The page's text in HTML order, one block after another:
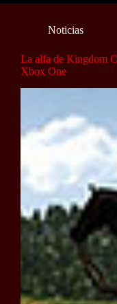
Noticias
La alfa de Kingdom
Xbox One